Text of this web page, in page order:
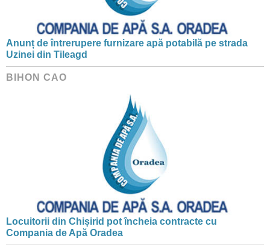
Anunț de întrerupere furnizare apă potabilă pe strada
Uzinei din Tileagd
BIHON CAO
Locuitorii din Chișirid pot încheia contracte cu
Compania de Apă Oradea